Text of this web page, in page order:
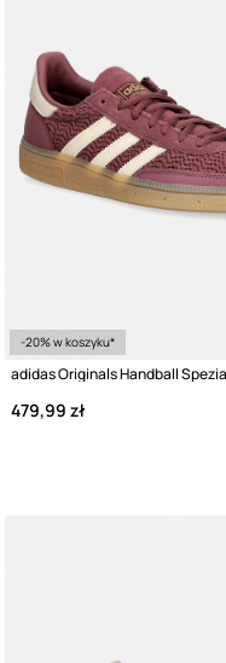
-20% w koszyku*
479,99 zł